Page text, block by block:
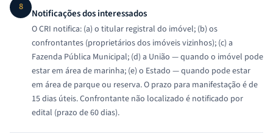
8
Notificações dos interessados
O CRI notifica: (a) o titular registral do imóvel; (b) os
confrontantes (proprietários dos imóveis vizinhos); (c) a
Fazenda Pública Municipal; (d) a União — quando o imóvel pode
estar em área de marinha; (e) o Estado — quando pode estar
em área de parque ou reserva. O prazo para manifestação é de
15 dias úteis. Confrontante não localizado é notificado por
edital (prazo de 60 dias).